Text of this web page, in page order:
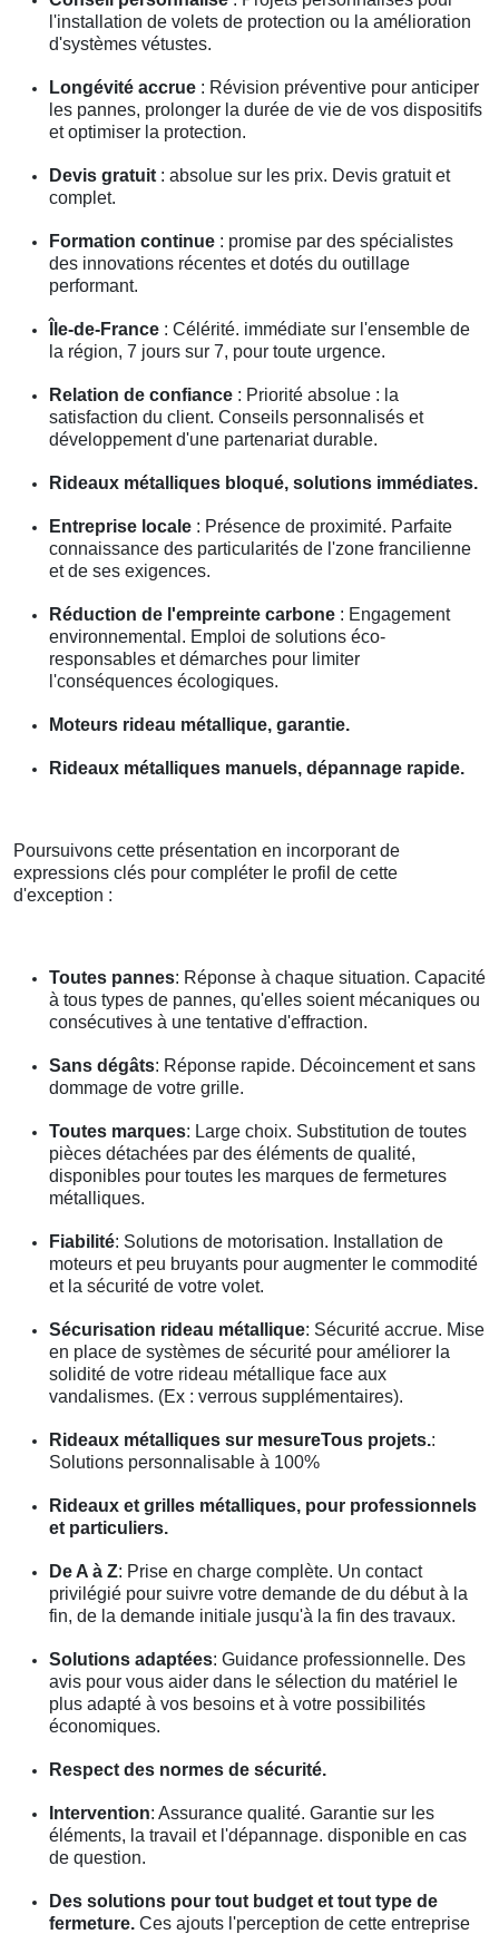
l'installation de volets de protection ou la amélioration
d'systèmes vétustes.
Longévité accrue : Révision préventive pour anticiper
les pannes, prolonger la durée de vie de vos dispositifs
et optimiser la protection.
Devis gratuit : absolue sur les prix. Devis gratuit et
complet.
Formation continue : promise par des spécialistes
des innovations récentes et dotés du outillage
performant.
Île-de-France : Célérité. immédiate sur l'ensemble de
la région, 7 jours sur 7, pour toute urgence.
Relation de confiance : Priorité absolue : la
satisfaction du client. Conseils personnalisés et
développement d'une partenariat durable.
Rideaux métalliques bloqué, solutions immédiates.
Entreprise locale : Présence de proximité. Parfaite
connaissance des particularités de l'zone francilienne
et de ses exigences.
Réduction de l'empreinte carbone : Engagement
environnemental. Emploi de solutions éco-
responsables et démarches pour limiter
l'conséquences écologiques.
Moteurs rideau métallique, garantie.
Rideaux métalliques manuels, dépannage rapide.
Poursuivons cette présentation en incorporant de
expressions clés pour compléter le profil de cette
d'exception :
Toutes pannes: Réponse à chaque situation. Capacité
à tous types de pannes, qu'elles soient mécaniques ou
consécutives à une tentative d'effraction.
Sans dégâts: Réponse rapide. Décoincement et sans
dommage de votre grille.
Toutes marques: Large choix. Substitution de toutes
pièces détachées par des éléments de qualité,
disponibles pour toutes les marques de fermetures
métalliques.
Fiabilité: Solutions de motorisation. Installation de
moteurs et peu bruyants pour augmenter le commodité
et la sécurité de votre volet.
Sécurisation rideau métallique: Sécurité accrue. Mise
en place de systèmes de sécurité pour améliorer la
solidité de votre rideau métallique face aux
vandalismes. (Ex : verrous supplémentaires).
Rideaux métalliques sur mesureTous projets.:
Solutions personnalisable à 100%
Rideaux et grilles métalliques, pour professionnels
et particuliers.
De A à Z: Prise en charge complète. Un contact
privilégié pour suivre votre demande de du début à la
fin, de la demande initiale jusqu'à la fin des travaux.
Solutions adaptées: Guidance professionnelle. Des
avis pour vous aider dans le sélection du matériel le
plus adapté à vos besoins et à votre possibilités
économiques.
Respect des normes de sécurité.
Intervention: Assurance qualité. Garantie sur les
éléments, la travail et l'dépannage. disponible en cas
de question.
Des solutions pour tout budget et tout type de
fermeture. Ces ajouts l'perception de cette entreprise